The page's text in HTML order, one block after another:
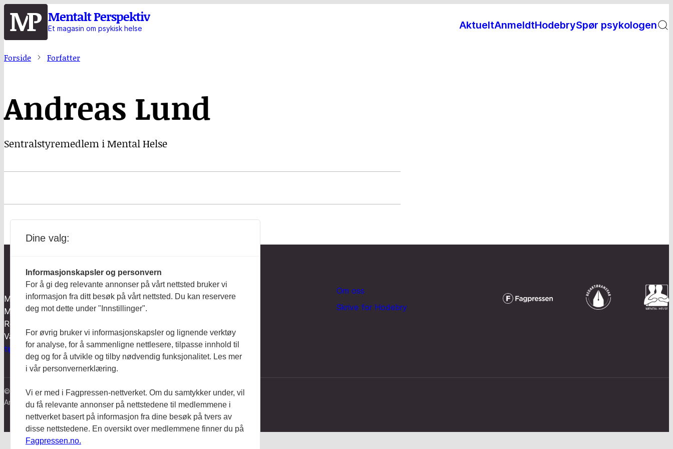
Hopp
til
hovedinnhold
Mentalt Perspektiv
Et magasin om psykisk helse AktueltAnmeldtHodebrySpør psykologen
Forside Forfatter
Andreas Lund
Sentralstyremedlem i Mental Helse
Mentalt Perspektiv utgis av
Mental Helse og redigeres etter
Redaktør-plakaten og
Vær varsom-plakaten.
tips@mentaltperspektiv.no
Aktuelt
Om oss
Skrive for Hodebry
© Mentalt Perspektiv 2023
Ansvarlig redaktør:Nanna Baldersheim
Dine valg:
Informasjonskapsler og personvern
For å gi deg relevante annonser på vårt nettsted bruker vi
informasjon fra ditt besøk på vårt nettsted. Du kan reservere
deg mot dette under "Innstillinger".
For øvrig bruker vi informasjonskapsler og lignende verktøy
for analyse, for å sammenligne nettlesere, tilpasse innhold til
deg og for å utvikle og tilby nødvendig funksjonalitet. Les mer
i vår personvernerklæring.
Vi er med i Fagpressen-nettverket. Om du samtykker under, vil
du få relevante annonser på nettstedene til medlemmene i
nettverket basert på informasjon fra dine besøk på tvers av
disse nettstedene. En oversikt over medlemmene finner du på
Fagpressen.no.